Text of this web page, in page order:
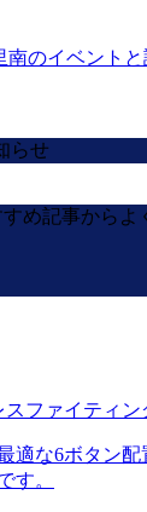
南のイベントと
らせ
すめ記事から
ファイティン
適な6ボタン
す。